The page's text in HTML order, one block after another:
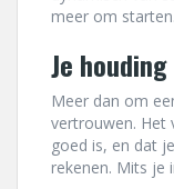
meer om starten.
Je
Meer dan om
vertrouwen. Het
goed is, en dat
rekenen. Mits je